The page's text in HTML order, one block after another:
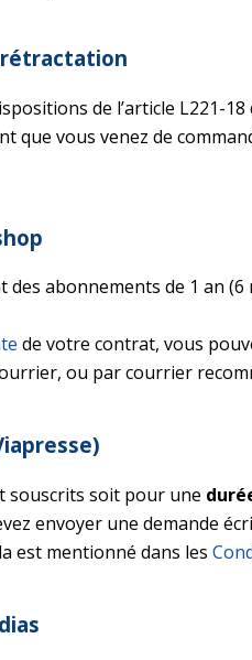
de l’article L221-
que vous venez de
abonnements de 1 an
de votre contrat, vous
ou par courrier
souscrits soit pour une
envoyer une demande
est mentionné dans les